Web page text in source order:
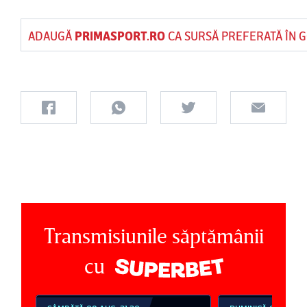
ADAUGĂ PRIMASPORT.ROCA SURSĂ PREFERATĂ ÎN
Transmisiunile săptămânii
cu